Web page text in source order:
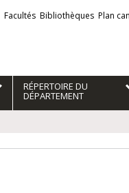
Facultés Bibliothèques Plan
RÉPERTOIRE DU
DÉPARTEMENT